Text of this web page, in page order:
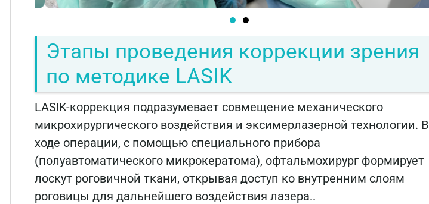
Этапы проведения коррекции зрения
по методике LASIK
LASIK-коррекция подразумевает совмещение механического
микрохирургического воздействия и эксимерлазерной технологии. В
ходе операции, с помощью специального прибора
(полуавтоматического микрокератома), офтальмохирург формирует
лоскут роговичной ткани, открывая доступ ко внутренним слоям
роговицы для дальнейшего воздействия лазера..